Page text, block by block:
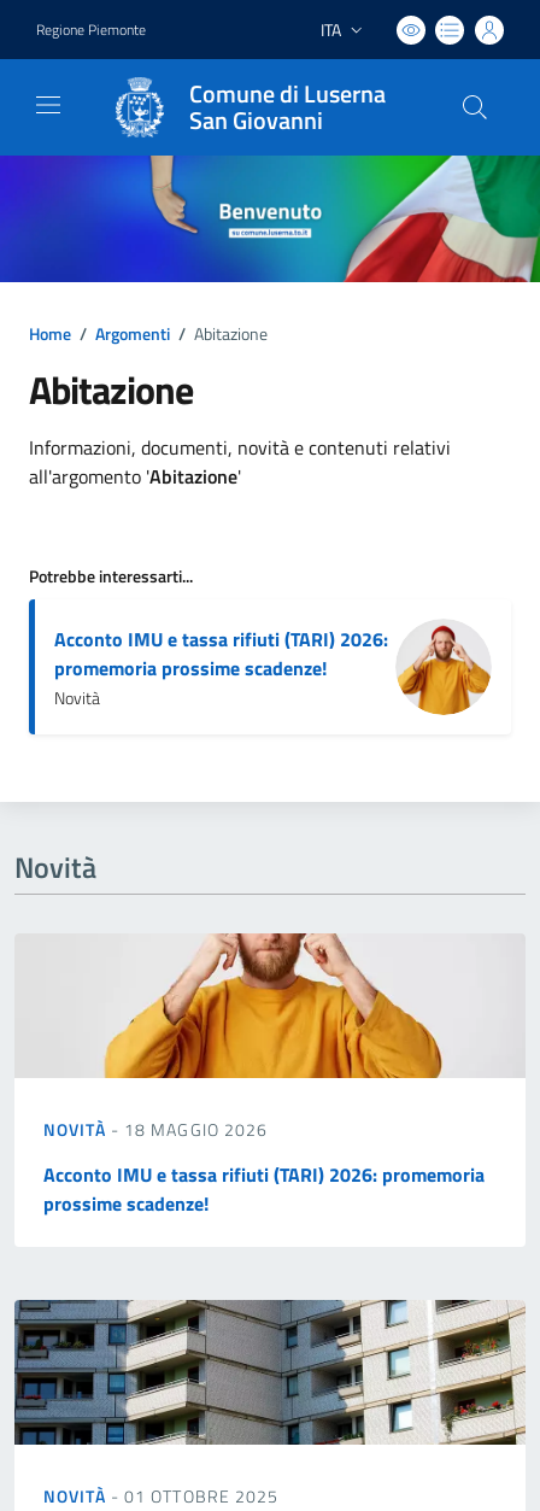
Regione Piemonte Lingua attiva:
ITA
Comune di Luserna
San Giovanni
Home / Argomenti / Abitazione
Abitazione
Dettagli argomento
Informazioni, documenti, novità e contenuti relativi
all'argomento 'Abitazione'
Potrebbe interessarti...
Acconto IMU e tassa rifiuti (TARI) 2026:
promemoria prossime scadenze!
Novità
Novità
NOVITÀ - 18 MAGGIO 2026
Acconto IMU e tassa rifiuti (TARI) 2026: promemoria
prossime scadenze!
NOVITÀ - 01 OTTOBRE 2025